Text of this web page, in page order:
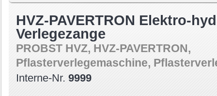
HVZ-PAVERTRON Elektro-
Verlegezange
PROBST HVZ, HVZ-PAVERTRON,
Pflasterverlegemaschine,
Interne-Nr. 9999